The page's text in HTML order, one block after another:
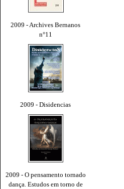
2009 - Archives Bernanos
n°11
2009 - Disidencias
2009 - O pensamento tornado
dança. Estudos em torno de